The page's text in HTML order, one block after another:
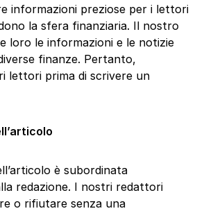
informazioni preziose per i lettori
la sfera finanziaria. Il nostro
loro le informazioni e le notizie
finanze. Pertanto,
lettori prima di scrivere un
è subordinata
redazione. I nostri redattori
o rifiutare senza una